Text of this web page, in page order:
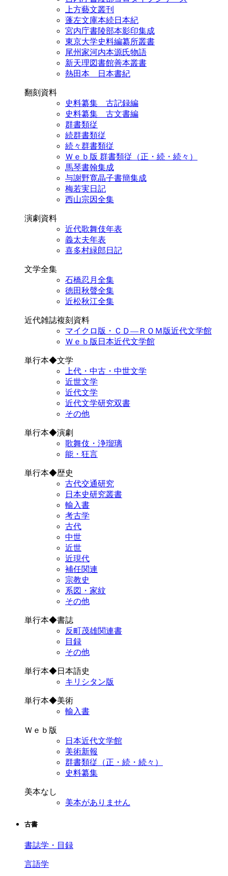
上方藝文叢刊
蓬左文庫本続日本紀
宮内庁書陵部本影印集成
東京大学史料編纂所叢書
尾州家河内本源氏物語
新天理図書館善本叢書
熱田本 日本書紀
翻刻資料
史料纂集 古記録編
史料纂集 古文書編
群書類従
続群書類従
続々群書類従
Ｗｅｂ版 群書類従（正・続・続々）
馬琴書翰集成
与謝野寛晶子書簡集成
梅若実日記
西山宗因全集
演劇資料
近代歌舞伎年表
義太夫年表
喜多村緑郎日記
文学全集
石橋忍月全集
徳田秋聲全集
近松秋江全集
近代雑誌複刻資料
マイクロ版・ＣＤ―ＲＯＭ版近代文学館
Ｗｅｂ版日本近代文学館
単行本◆文学
上代・中古・中世文学
近世文学
近代文学
近代文学研究双書
その他
単行本◆演劇
歌舞伎・浄瑠璃
能・狂言
単行本◆歴史
古代交通研究
日本史研究叢書
輸入書
考古学
古代
中世
近世
近現代
補任関連
宗教史
系図・家紋
その他
単行本◆書誌
反町茂雄関連書
目録
その他
単行本◆日本語史
キリシタン版
単行本◆美術
輸入書
Ｗｅｂ版
日本近代文学館
美術新報
群書類従（正・続・続々）
史料纂集
美本なし
美本がありません
古書
書誌学・目録
言語学